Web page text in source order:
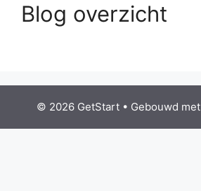
Blog overzicht
© 2026 GetStart • Gebouwd met